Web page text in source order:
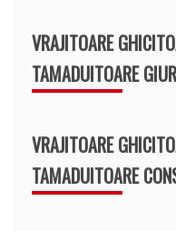
VRAJITOARE
TAMADUITOARE
VRAJITOARE
TAMADUITOARE